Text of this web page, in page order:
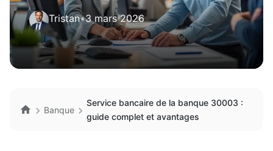
Tristan•3 mars 2026
Banque
Service bancaire de la banque 30003 :
guide complet et avantages